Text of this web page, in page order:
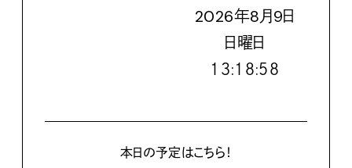
2026年8月9日
日曜日
１３:１８:５９
本日の予定はこちら！